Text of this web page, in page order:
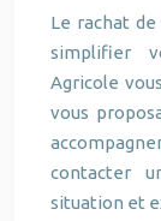
Le rachat
simplifier
Agricole
vous
contacter
situation et